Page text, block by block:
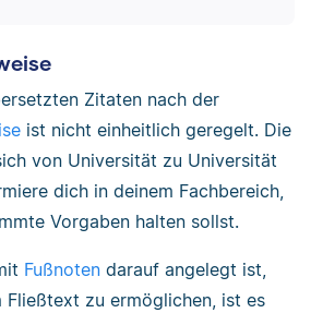
Zitaten nach der
ist nicht einheitlich geregelt. Die
von Universität zu Universität
dich in deinem Fachbereich,
Vorgaben halten sollst.
Fußnoten darauf angelegt ist,
zu ermöglichen, ist es